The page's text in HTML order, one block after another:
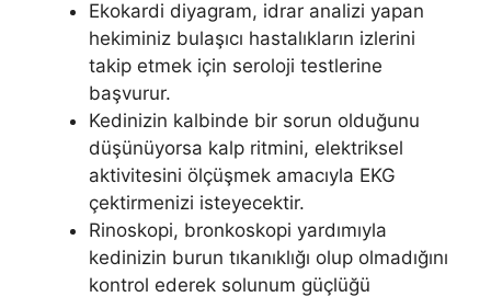
Ekokardi diyagram, idrar analizi yapan
hekiminiz bulaşıcı hastalıkların izlerini
takip etmek için seroloji testlerine
başvurur.
Kedinizin kalbinde bir sorun olduğunu
düşünüyorsa kalp ritmini, elektriksel
aktivitesini ölçüşmek amacıyla EKG
çektirmenizi isteyecektir.
Rinoskopi, bronkoskopi yardımıyla
kedinizin burun tıkanıklığı olup olmadığını
kontrol ederek solunum güçlüğü